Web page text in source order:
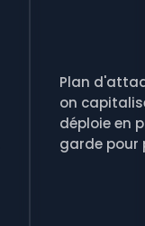
Plan
on
déploie en
garde pour